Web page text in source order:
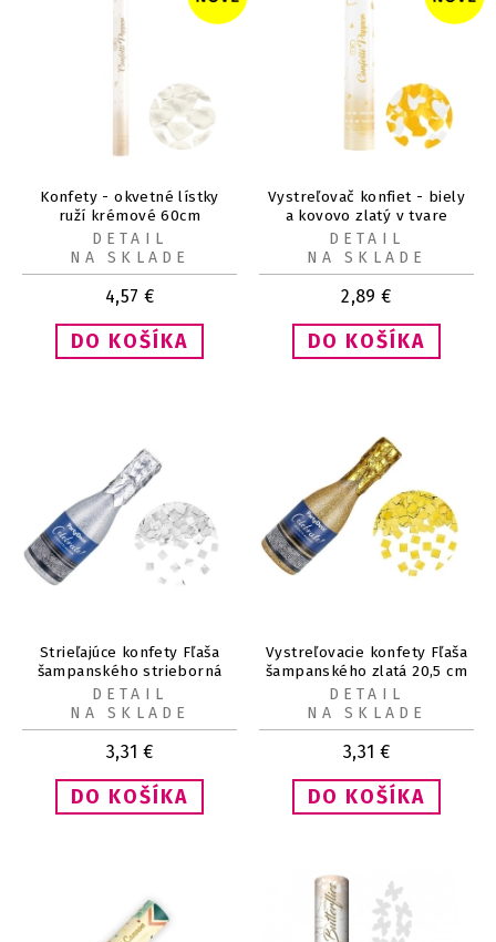
Konfety - okvetné lístky
ruží krémové 60cm
4,57 €
DETAIL
NA SKLADE
Vystreľovač konfiet - biely
a kovovo zlatý v tvare
srdca, 30 cm
2,89 €
DETAIL
NA SKLADE
Strieľajúce konfety Fľaša
šampanského strieborná
20,5 cm
3,31 €
DETAIL
NA SKLADE
Vystreľovacie konfety Fľaša
šampanského zlatá 20,5 cm
3,31 €
DETAIL
NA SKLADE